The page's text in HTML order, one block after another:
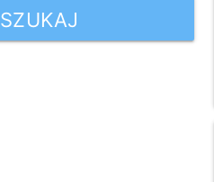
SZUKAJ